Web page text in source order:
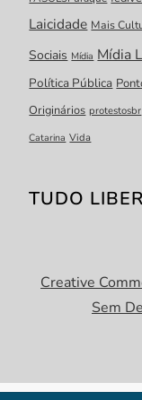
Laicidade Mais
Sociais Mídia Mídia
Política Pública
Originários protestosbr
Catarina Vida
TUDO
Creative
Sem